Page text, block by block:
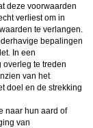
op
akkoord.
dealgemene
deze voorwaarden
verliest om in
te verlangen.
bepalingen
In een
te treden
van het
doel en de strekking
naar hun aard of
van